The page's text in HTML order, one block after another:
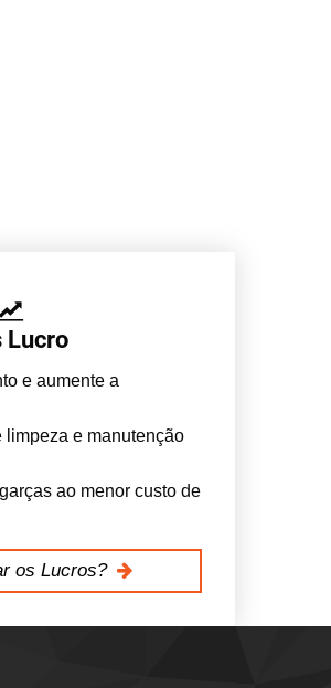
Lucro
e aumente a
limpeza e manutenção
ao menor custo de
os Lucros?